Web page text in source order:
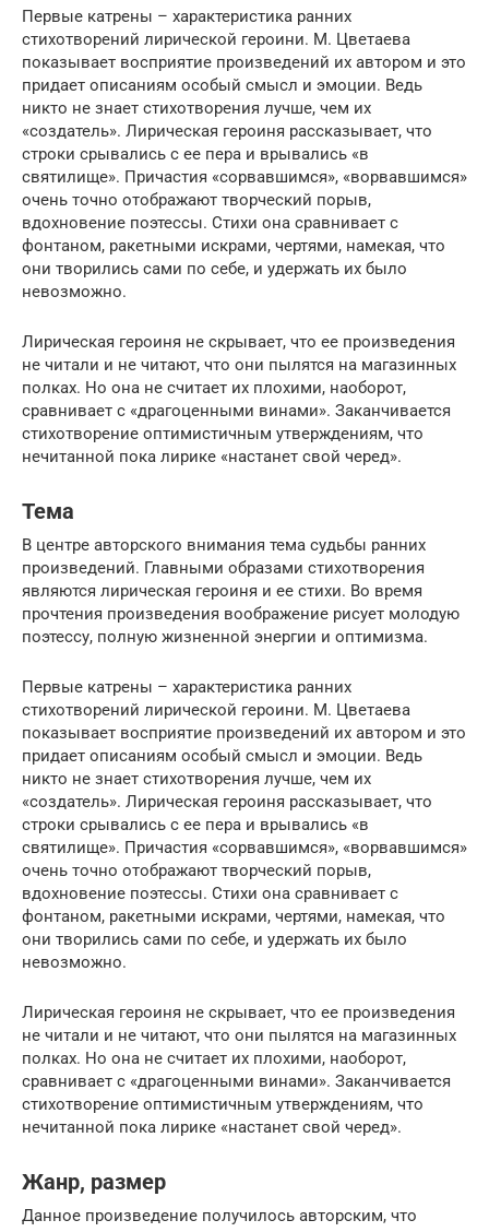
Первые катрены – характеристика ранних
стихотворений лирической героини. М. Цветаева
показывает восприятие произведений их автором и это
придает описаниям особый смысл и эмоции. Ведь
никто не знает стихотворения лучше, чем их
«создатель». Лирическая героиня рассказывает, что
строки срывались с ее пера и врывались «в
святилище». Причастия «сорвавшимся», «ворвавшимся»
очень точно отображают творческий порыв,
вдохновение поэтессы. Стихи она сравнивает с
фонтаном, ракетными искрами, чертями, намекая, что
они творились сами по себе, и удержать их было
невозможно.
Лирическая героиня не скрывает, что ее произведения
не читали и не читают, что они пылятся на магазинных
полках. Но она не считает их плохими, наоборот,
сравнивает с «драгоценными винами». Заканчивается
стихотворение оптимистичным утверждениям, что
нечитанной пока лирике «настанет свой черед».
Тема
В центре авторского внимания тема судьбы ранних
произведений. Главными образами стихотворения
являются лирическая героиня и ее стихи. Во время
прочтения произведения воображение рисует молодую
поэтессу, полную жизненной энергии и оптимизма.
Первые катрены – характеристика ранних
стихотворений лирической героини. М. Цветаева
показывает восприятие произведений их автором и это
придает описаниям особый смысл и эмоции. Ведь
никто не знает стихотворения лучше, чем их
«создатель». Лирическая героиня рассказывает, что
строки срывались с ее пера и врывались «в
святилище». Причастия «сорвавшимся», «ворвавшимся»
очень точно отображают творческий порыв,
вдохновение поэтессы. Стихи она сравнивает с
фонтаном, ракетными искрами, чертями, намекая, что
они творились сами по себе, и удержать их было
невозможно.
Лирическая героиня не скрывает, что ее произведения
не читали и не читают, что они пылятся на магазинных
полках. Но она не считает их плохими, наоборот,
сравнивает с «драгоценными винами». Заканчивается
стихотворение оптимистичным утверждениям, что
нечитанной пока лирике «настанет свой черед».
Жанр, размер
Данное произведение получилось авторским, что